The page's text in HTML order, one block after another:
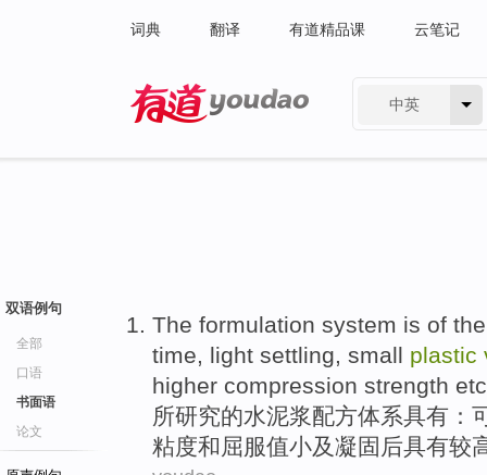
词典 翻译 有道精品课 云笔记
中英
双语例句
全部
口语
书面语
论文
The formulation system is of
time, light settling, small plastic
higher compression strength etc
所研究的水泥浆配方体系具有：
粘度和 屈服值小及凝固后具有较